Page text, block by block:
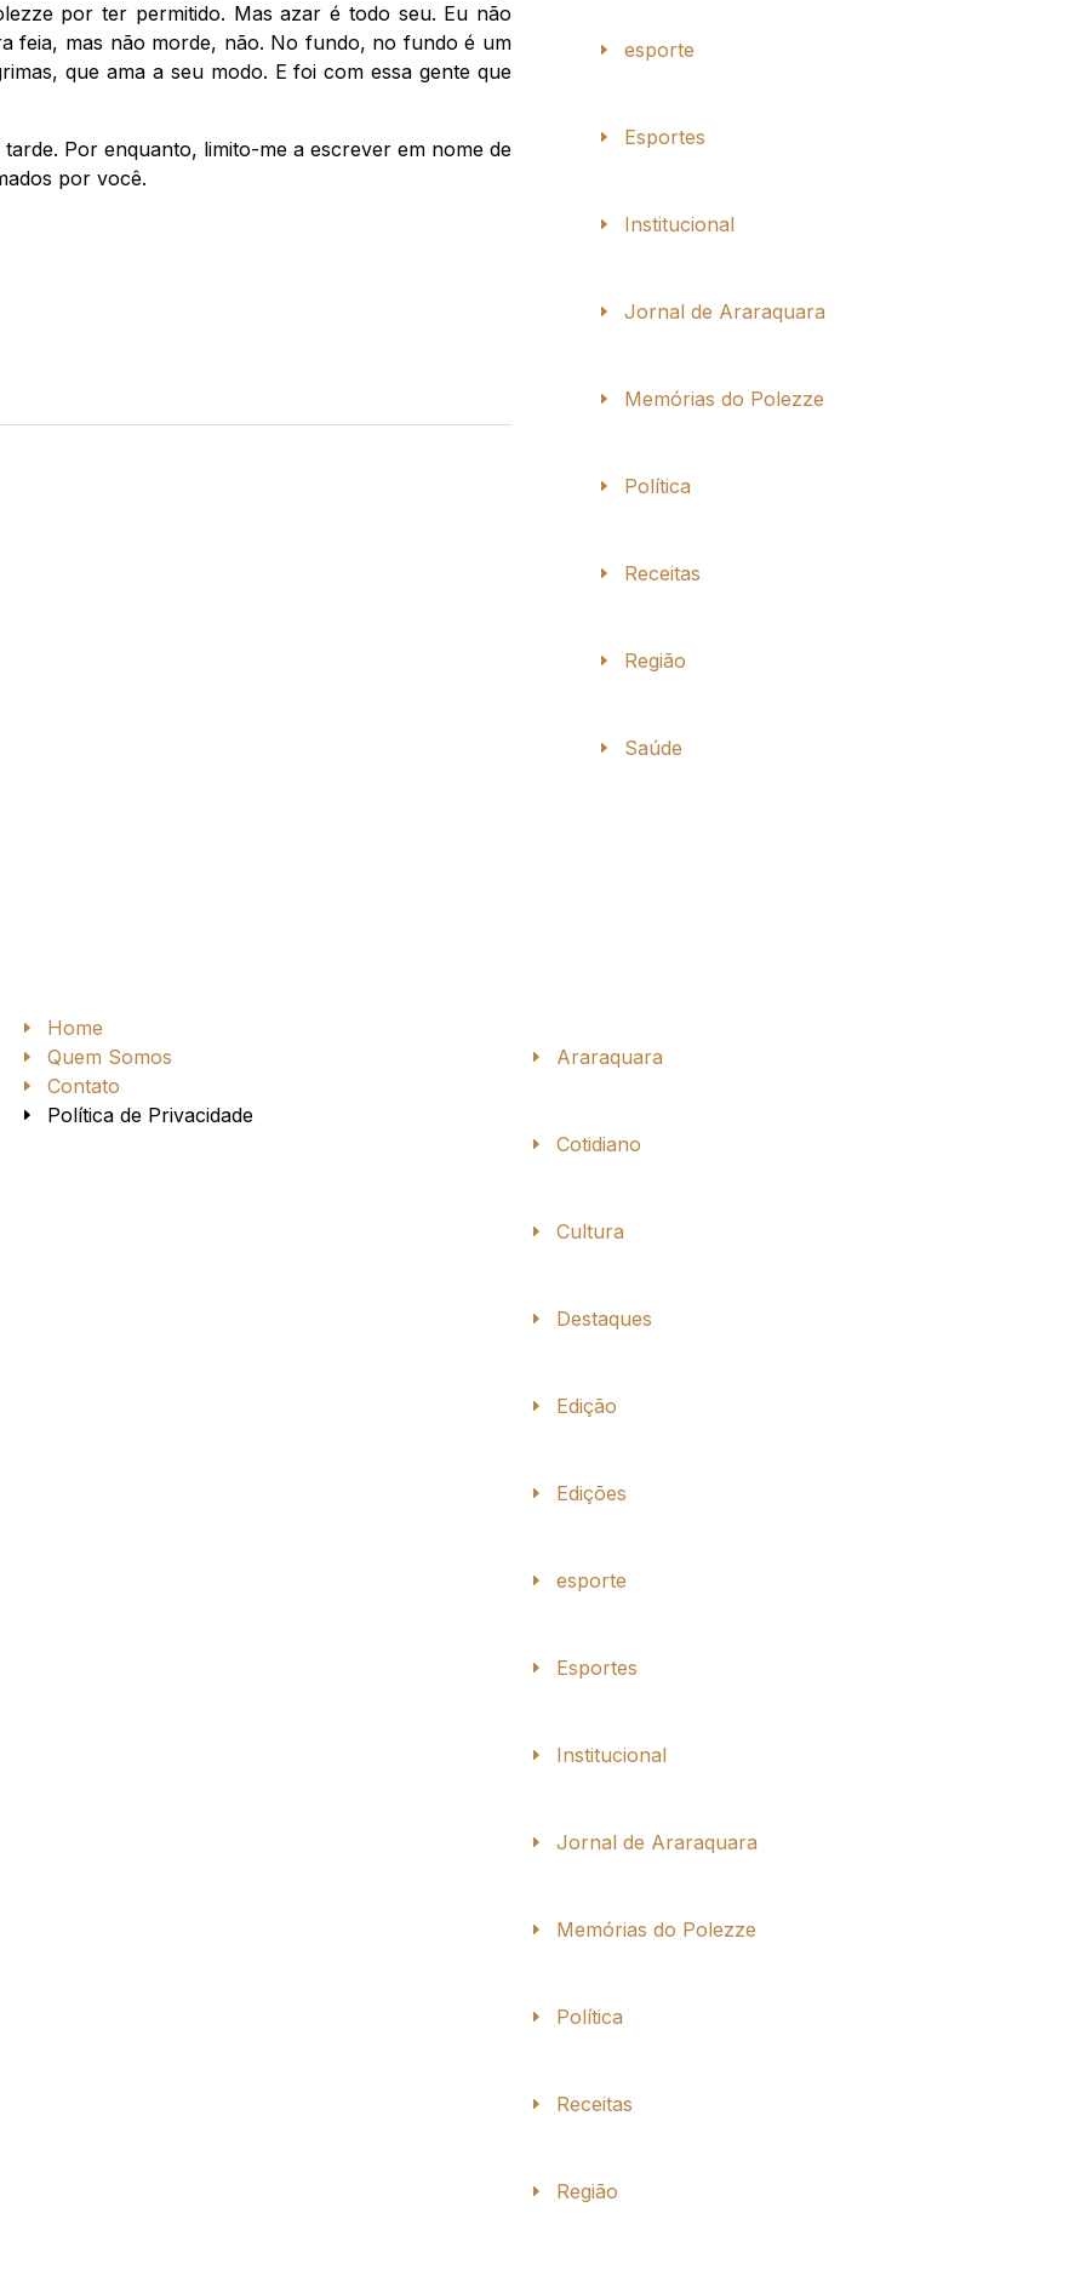
por ter permitido. Mas azar é todo seu. Eu não
feia, mas não morde, não. No fundo, no fundo é um
que ama a seu modo. E foi com essa gente que
Por enquanto, limito-me a escrever em nome de
por você.
esporte
Esportes
Institucional
Jornal de Araraquara
Memórias do Polezze
Política
Receitas
Região
Saúde
Home
Quem Somos
Contato
Política de Privacidade
Araraquara
Cotidiano
Cultura
Destaques
Edição
Edições
esporte
Esportes
Institucional
Jornal de Araraquara
Memórias do Polezze
Política
Receitas
Região